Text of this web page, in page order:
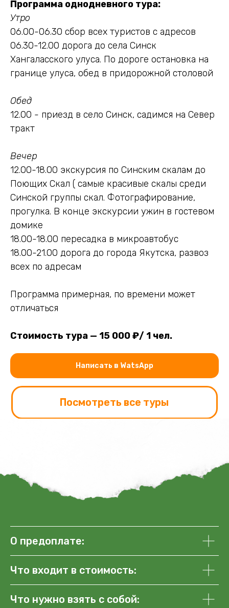
Программа однодневного тура:
Утро
06.00-06.30 сбор всех туристов с адресов
06.30-12.00 дорога до села Синск
Хангаласского улуса. По дороге остановка на
границе улуса, обед в придорожной столовой
Обед
12.00 - приезд в село Синск, садимся на Север
тракт
Вечер
12.00-18.00 экскурсия по Синским скалам до
Поющих Скал ( самые красивые скалы среди
Синской группы скал. Фотографирование,
прогулка. В конце экскурсии ужин в гостевом
домике
18.00-18.00 пересадка в микроавтобус
18.00-21.00 дорога до города Якутска, развоз
всех по адресам
Программа примерная, по времени может
отличаться
Стоимость тура — 15 000 ₽/ 1 чел.
Написать в WatsApp
Посмотреть все туры
О предоплате:
Что входит в стоимость:
Что нужно взять с собой:
Отзывы
Наши туры
Офис YakutiaTripp на
Лермонтова, 67, Якутск